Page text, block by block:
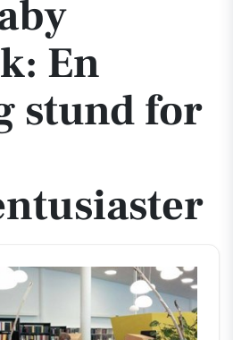
En
stund for